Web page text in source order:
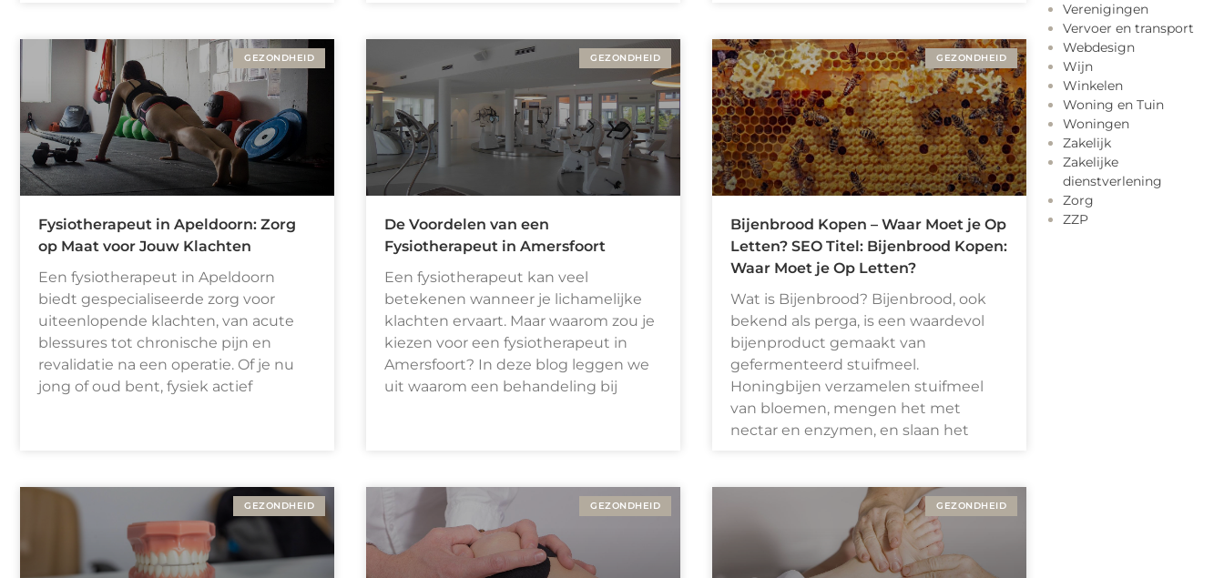
GEZONDHEID
Fysiotherapeut in Apeldoorn: Zorg
op Maat voor Jouw Klachten
Een fysiotherapeut in Apeldoorn
biedt gespecialiseerde zorg voor
uiteenlopende klachten, van acute
blessures tot chronische pijn en
revalidatie na een operatie. Of je nu
jong of oud bent, fysiek actief
GEZONDHEID
De Voordelen van een
Fysiotherapeut in Amersfoort
Een fysiotherapeut kan veel
betekenen wanneer je lichamelijke
klachten ervaart. Maar waarom zou je
kiezen voor een fysiotherapeut in
Amersfoort? In deze blog leggen we
uit waarom een behandeling bij
GEZONDHEID
Bijenbrood Kopen – Waar Moet je Op
Letten? SEO Titel: Bijenbrood Kopen:
Waar Moet je Op Letten?
Wat is Bijenbrood? Bijenbrood, ook
bekend als perga, is een waardevol
bijenproduct gemaakt van
gefermenteerd stuifmeel.
Honingbijen verzamelen stuifmeel
van bloemen, mengen het met
nectar en enzymen, en slaan het
GEZONDHEID GEZONDHEID GEZONDHEID
Verenigingen
Vervoer en transport
Webdesign
Wijn
Winkelen
Woning en Tuin
Woningen
Zakelijk
Zakelijke
dienstverlening
Zorg
ZZP